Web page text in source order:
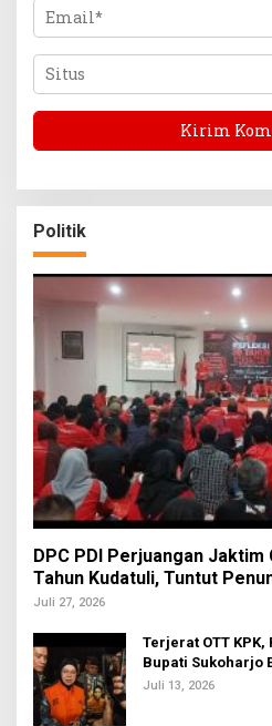
Politik
DPC PDI Perjuangan
Tahun Kudatuli, Tuntut
Intelektual
Juli 27, 2026
Terjerat OTT
Bupati Sukoharjo
Juli 13, 2026